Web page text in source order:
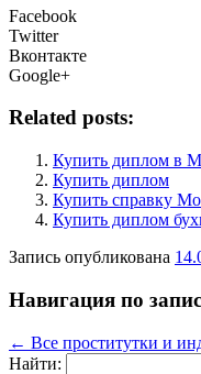
Facebook
Twitter
Вконтакте
Google+
Related posts:
Купить диплом в
Купить диплом
Купить справку
Купить диплом
Запись опубликована
Навигация по
← Все проститутки и
Найти: